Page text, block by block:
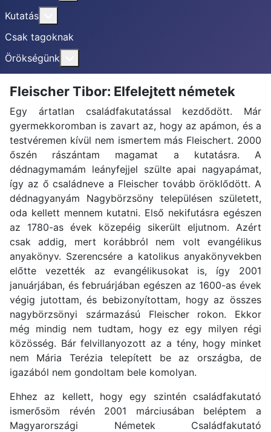
Kutatás
Csak tagoknak
Örökségünk
Fleischer Tibor: Elfelejtett németek
Egy ártatlan családfakutatással kezdődött. Már
gyermekkoromban is zavart az, hogy az apámon, és a
testvéremen kívül nem ismertem más Fleischert. 2000
őszén rászántam magamat a kutatásra. A
dédnagymamám leányfejjel szülte apai nagyapámat,
így az ő családneve a Fleischer tovább öröklődött. A
dédnagyanyám Nagybörzsöny településen született,
oda kellett mennem kutatni. Első nekifutásra egészen
az 1780-as évek közepéig sikerült eljutnom. Azért
csak addig, mert korábbról nem volt evangélikus
anyakönyv. Szerencsére a katolikus anyakönyvekben
előtte vezették az evangélikusokat is, így 2001
januárjában, és februárjában egészen az 1600-as évek
végig jutottam, és bebizonyítottam, hogy az összes
nagybörzsönyi származású Fleischer rokon. Ekkor
még mindig nem tudtam, hogy ez egy milyen régi
közösség. Bár felvillanyozott az a tény, hogy minket
nem Mária Terézia telepített be az országba, de
igazából nem gondoltam bele komolyan.
Ehhez az kellett, hogy egy szintén családfakutató
ismerősöm révén 2001 márciusában beléptem a
Magyarországi Németek Családfakutató